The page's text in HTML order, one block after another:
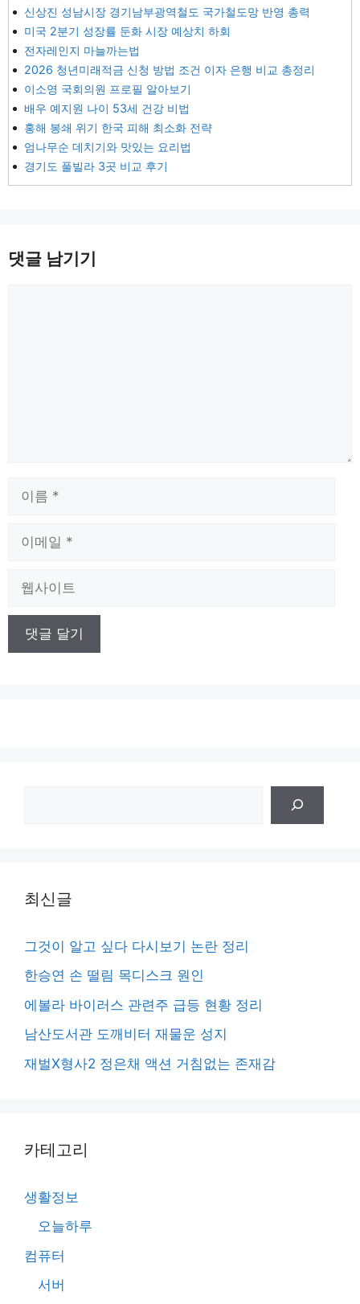
신상진 성남시장 경기남부광역철도 국가철도망 반영 총력
미국 2분기 성장률 둔화 시장 예상치 하회
전자레인지 마늘까는법
2026 청년미래적금 신청 방법 조건 이자 은행 비교 총정리
이소영 국회의원 프로필 알아보기
배우 예지원 나이 53세 건강 비법
홍해 봉쇄 위기 한국 피해 최소화 전략
엄나무순 데치기와 맛있는 요리법
경기도 풀빌라 3곳 비교 후기
댓글 남기기
최신글
그것이 알고 싶다 다시보기 논란 정리
한승연 손 떨림 목디스크 원인
에볼라 바이러스 관련주 급등 현황 정리
남산도서관 도깨비터 재물운 성지
재벌X형사2 정은채 액션 거침없는 존재감
카테고리
생활정보
오늘하루
컴퓨터
서버